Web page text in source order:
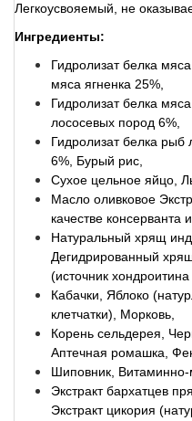
Легкоусвояемый, не
Ингредиенты:
Гидролизат белка
мяса ягненка 25%,
Гидролизат белка
лососевых пород 6%,
Гидролизат белка рыб
6%, Бурый рис,
Сухое цельное яйцо,
Масло оливковое
качестве консерванта
Натуральный хрящ
Дегидрированный
(источник
Кабачки, Яблоко
клетчатки), Морковь,
Корень сельдерея,
Аптечная ромашка,
Шиповник,
Экстракт бархатцев
Экстракт цикория